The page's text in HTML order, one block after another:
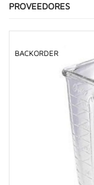
PROVEEDORES
BACKORDER